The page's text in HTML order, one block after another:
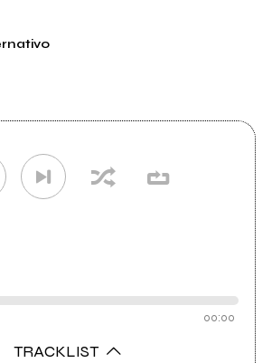
00:00
TRACKLIST